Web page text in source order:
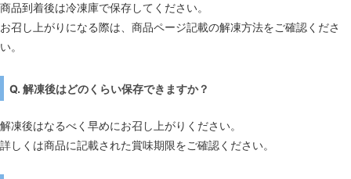
商品到着後は冷凍庫で保存してください。
お召し上がりになる際は、商品ページ記載の解凍方法をご確認くださ
い。
Q. 解凍後はどのくらい保存できますか？
解凍後はなるべく早めにお召し上がりください。
詳しくは商品に記載された賞味期限をご確認ください。